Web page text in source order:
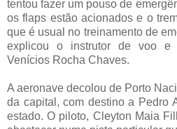
tentou fazer um pouso de
os flaps estão acionados e o
que é usual no treinamento de
explicou o instrutor de voo e
Venícios Rocha Chaves.
A aeronave decolou de Porto
da capital, com destino a Pedro
estado. O piloto, Cleyton Maia